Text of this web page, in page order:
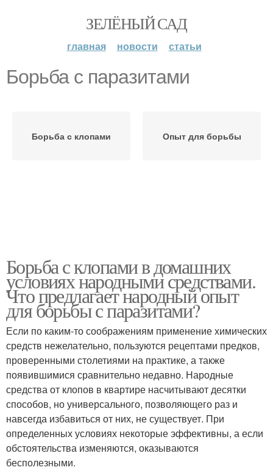
ЗЕЛЁНЫЙ САД
главная новости статьи
Борьба с паразитами
Борьба с клопами Опыт для борьбы
Борьба с клопами в домашних
условиях народными средствами.
Что предлагает народный опыт
для борьбы с паразитами?
Если по каким-то соображениям применение химических
средств нежелательно, пользуются рецептами предков,
проверенными столетиями на практике, а также
появившимися сравнительно недавно. Народные
средства от клопов в квартире насчитывают десятки
способов, но универсального, позволяющего раз и
навсегда избавиться от них, не существует. При
определенных условиях некоторые эффективны, а если
обстоятельства изменяются, оказываются
бесполезными.